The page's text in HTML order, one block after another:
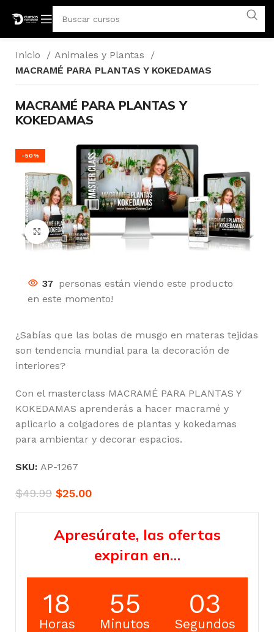
Inicio
Animales y Plantas
MACRAMÉ PARA PLANTAS Y KOKEDAMAS
MACRAMÉ PARA PLANTAS Y
KOKEDAMAS
-50%
Click para agrandar
37 personas están viendo este producto
en este momento!
¿Sabías que las bolas de musgo en materas tejidas
son tendencia mundial para la decoración de
interiores?
Con el masterclass MACRAMÉ PARA PLANTAS Y
KOKEDAMAS aprenderás a hacer macramé y
aplicarlo a colgadores de plantas y kokedamas
para ambientar y decorar espacios.
SKU: AP-1267
$49.99 $25.00
Apresúrate, las ofertas
expiran en…
18
Horas
55
Minutos
02
Segundos